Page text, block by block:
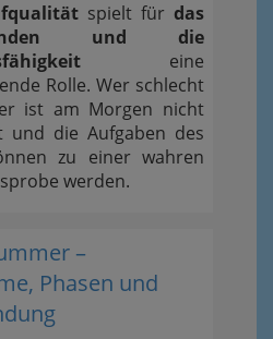
spielt für das
und die
eine
Rolle. Wer schlecht
ist am Morgen nicht
und die Aufgaben des
zu einer wahren
werden.
–
Phasen und